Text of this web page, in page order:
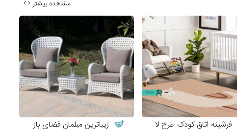
مشاهده بیشتر
فرشینه اتاق کودک طرح لاما زیباترین مبلمان فضای باز